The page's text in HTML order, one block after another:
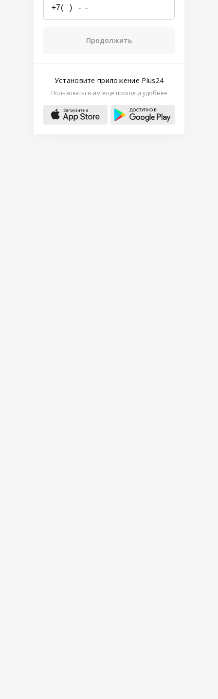
Продолжить
Установите приложение Plus24
Пользоваться им еще проще и удобнее